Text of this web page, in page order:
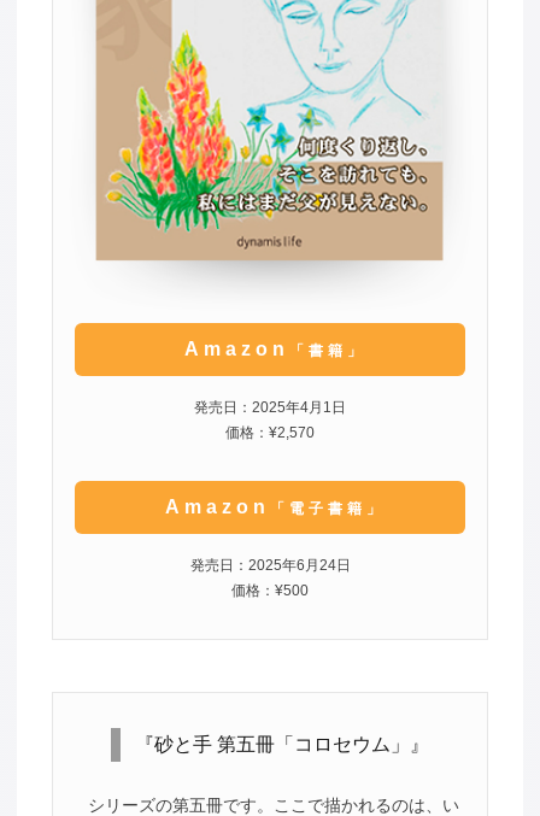
Amazon 「書籍」
発売日：2025年4月1日
価格：¥2,570
Amazon 「電子書籍」
発売日：2025年6月24日
価格：¥500
『砂と手 第五冊「コロセウム」』
シリーズの第五冊です。ここで描かれるのは、い